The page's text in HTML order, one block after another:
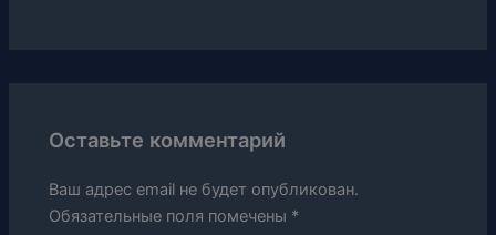
Оставьте комментарий
Ваш адрес email не будет опубликован.
Обязательные поля помечены *